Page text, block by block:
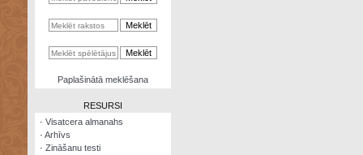
kalkulators
Paplašinātā meklēšana
RESURSI
· Visatcera almanahs
· Arhīvs
· Zināšanu testi